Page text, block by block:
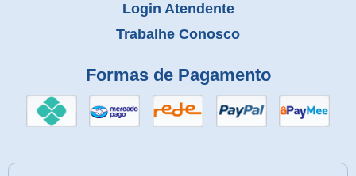
Login Atendente
Trabalhe Conosco
Formas de Pagamento